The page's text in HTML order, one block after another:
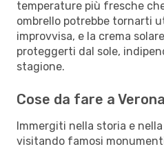
temperature più fresche
ombrello potrebbe tornarti
improvvisa, e la crema
proteggerti dal sole,
stagione.
Cose da fare a Verona
Immergiti nella storia e
visitando famosi